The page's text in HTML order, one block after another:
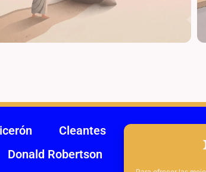
Cleantes
Donald Robertson